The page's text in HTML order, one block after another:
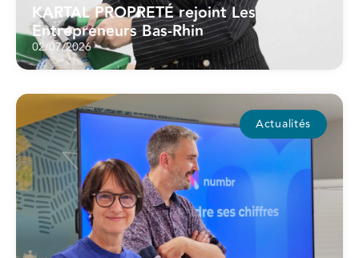
KARTAL PROPRETÉ rejoint Les
Entrepreneurs Bas-Rhin
02/07/2026
Actualités